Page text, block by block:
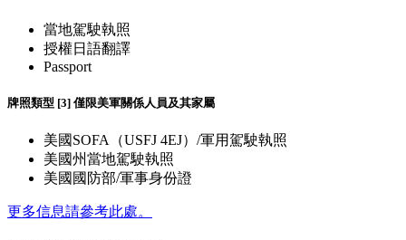
當地駕駛執照
授權日語翻譯
Passport
牌照類型 [3] 僅限美軍關係人員及其家屬
美國SOFA（USFJ 4EJ）/軍用駕駛執照
美國州當地駕駛執照
美國國防部/軍事身份證
更多信息請參考此處。